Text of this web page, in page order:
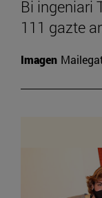
Bi ingeniari
111 gazte
Imagen